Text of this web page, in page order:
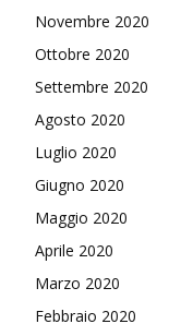
Novembre 2020
Ottobre 2020
Settembre 2020
Agosto 2020
Luglio 2020
Giugno 2020
Maggio 2020
Aprile 2020
Marzo 2020
Febbraio 2020